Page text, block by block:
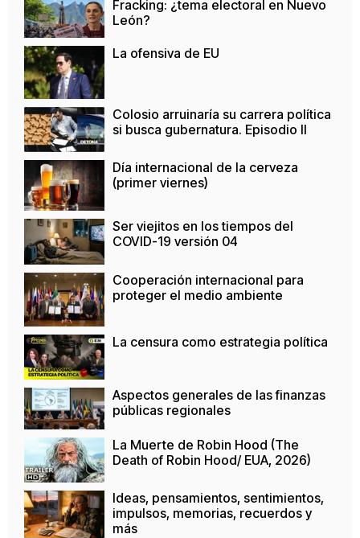
Fracking: ¿tema electoral en Nuevo
León?
La ofensiva de EU
Colosio arruinaría su carrera política
si busca gubernatura. Episodio II
Día internacional de la cerveza
(primer viernes)
Ser viejitos en los tiempos del
COVID-19 versión 04
Cooperación internacional para
proteger el medio ambiente
La censura como estrategia política
Aspectos generales de las finanzas
públicas regionales
La Muerte de Robin Hood (The
Death of Robin Hood/ EUA, 2026)
Ideas, pensamientos, sentimientos,
impulsos, memorias, recuerdos y
más